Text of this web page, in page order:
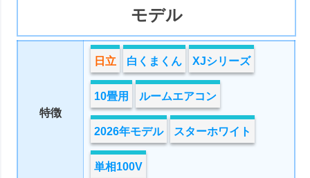
モデル
特徴
日立 白くまくん XJシリーズ
10畳用 ルームエアコン
2026年モデル スターホワイト
単相100V